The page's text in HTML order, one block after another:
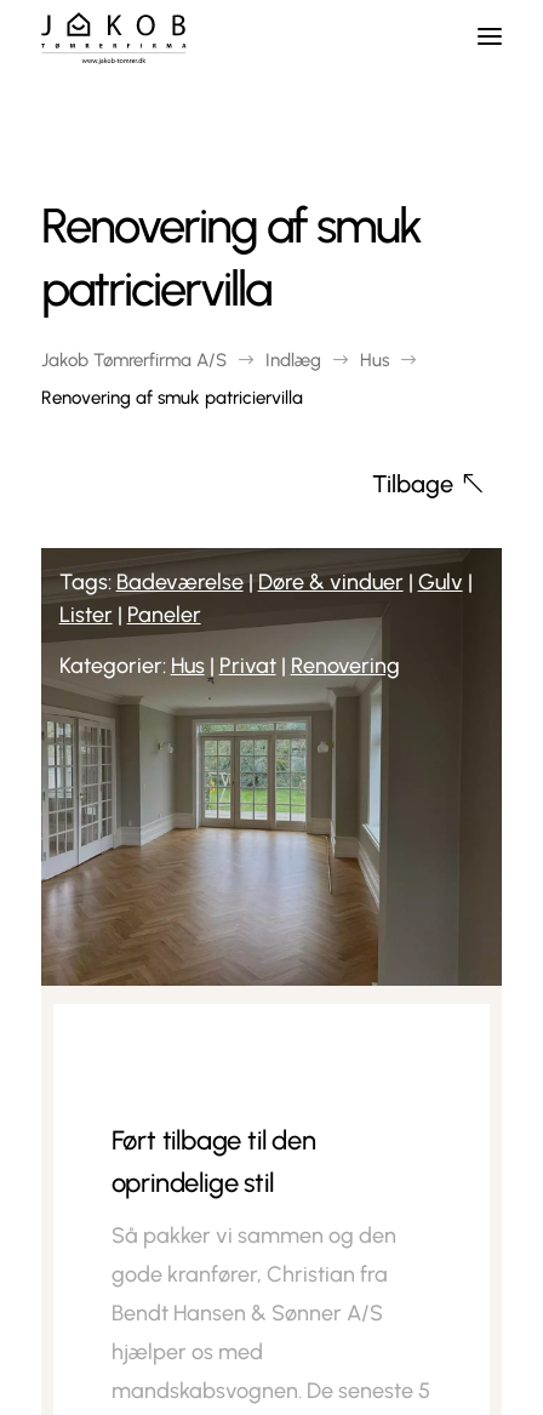
Content
Renovering af smuk
patriciervilla
Jakob Tømrerfirma A/S $ Indlæg $ Hus $
Renovering af smuk patriciervilla
Tilbage
Tags: Badeværelse| Døre & vinduer| Gulv |
Lister| Paneler
Kategorier: Hus| Privat| Renovering
Ført tilbage til den
oprindelige stil
Så pakker vi sammen og den
gode kranfører, Christian fra
Bendt Hansen & Sønner A/S
hjælper os med
mandskabsvognen. De seneste 5